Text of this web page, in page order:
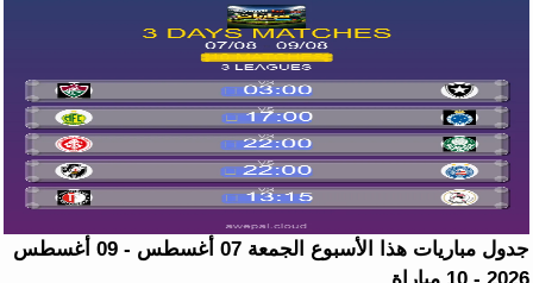
جدول مباريات هذا الأسبوع الجمعة 07 أغسطس - 09 أغسطس